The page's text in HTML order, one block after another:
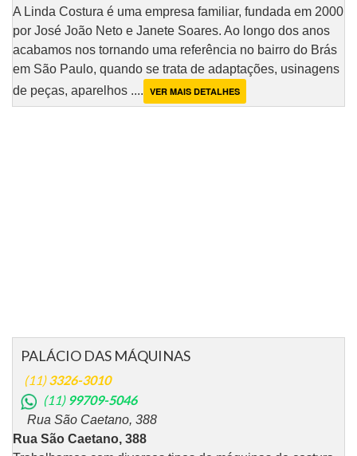
A Linda Costura é uma empresa familiar, fundada em 2000
por José João Neto e Janete Soares. Ao longo dos anos
acabamos nos tornando uma referência no bairro do Brás
em São Paulo, quando se trata de adaptações, usinagens
de peças, aparelhos .... VER MAIS DETALHES
PALÁCIO DAS MÁQUINAS
(11)3326-3010
(11) 99709-5046
Rua São Caetano, 388
Rua São Caetano, 388